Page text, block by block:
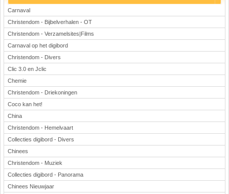
Carnaval
Christendom - Bijbelverhalen - OT
Christendom - Verzamelsites|Films
Carnaval op het digibord
Christendom - Divers
Clic 3.0 en Jclic
Chemie
Christendom - Driekoningen
Coco kan het!
China
Christendom - Hemelvaart
Collecties digibord - Divers
Chinees
Christendom - Muziek
Collecties digibord - Panorama
Chinees Nieuwjaar